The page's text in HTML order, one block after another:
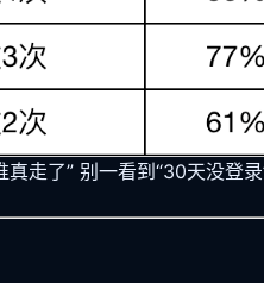
真走了” 别一看到“30天没